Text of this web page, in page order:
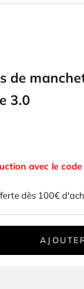
de
3.0
avec le
dès 100€